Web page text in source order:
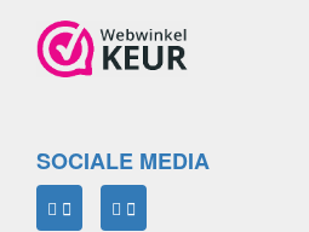
SOCIALE MEDIA